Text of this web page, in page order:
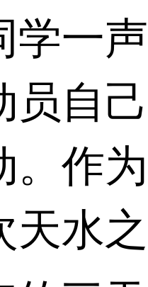
学一
员自
。作
天水